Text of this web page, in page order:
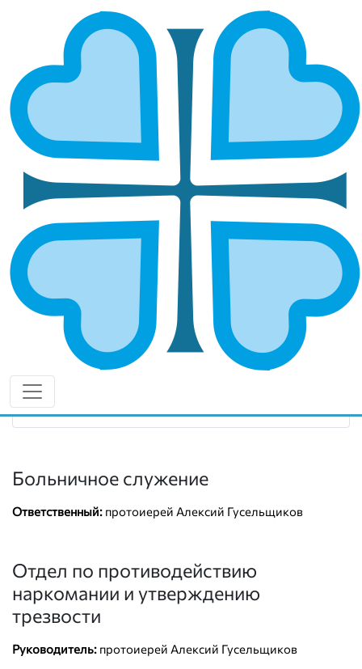
КИНЕЛЬСКАЯ И БЕЗЕНЧУКСКАЯ
ГЛАВНАЯ МИТРОПОЛИИ КИНЕЛЬСКАЯ И БЕЗЕНЧУКСКАЯ
Епархией управляет епископ Кинельский Герман
ОСНОВНЫЕ НАПРАВЛЕНИЯ
РАБОТЫ
Социальное служение
Социальный отдел епархии
Руководитель:протоиерей Алексий Гусельщиков
8 (987) 929-18-10
diaconia-kinel.cerkov.ru
Больничное служение
Ответственный: протоиерей Алексий Гусельщиков
Отдел по противодействию
наркомании и утверждению
трезвости
Руководитель: протоиерей Алексий Гусельщиков